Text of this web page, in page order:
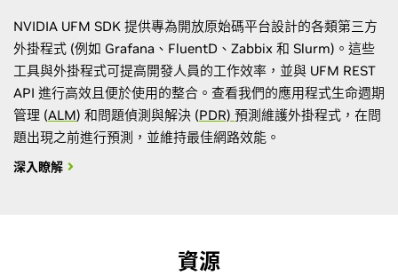
NVIDIA UFM SDK 提供專為開放原始碼平台設計的各類第三方
外掛程式 (例如 Grafana、FluentD、Zabbix 和 Slurm)。這些
工具與外掛程式可提高開發人員的工作效率，並與 UFM REST
API 進行高效且便於使用的整合。查看我們的應用程式生命週期
管理 (ALM) 和問題偵測與解決 (PDR) 預測維護外掛程式，在問
題出現之前進行預測，並維持最佳網路效能。
深入瞭解
資源